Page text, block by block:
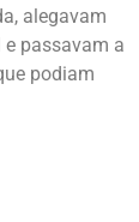
alegavam
passavam a
podiam